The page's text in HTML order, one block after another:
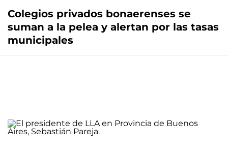
Colegios privados bonaerenses se
suman a la pelea y alertan por las tasas
municipales